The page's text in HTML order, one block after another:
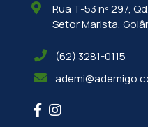
Rua T-53 nº 297,
Setor Marista,
(62) 3281-0115